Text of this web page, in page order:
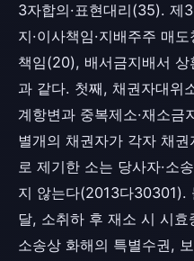
3자합의·표현대리(35). 제
지·이사책임·지배주주 매
책임(20), 배서금지배서
과 같다. 첫째, 채권자대위
계항변과 중복제소·재소금
별개의 채권자가 각자 채
로 제기한 소는 당사자·소
지 않는다(2013다30301).
달, 소취하 후 재소 시 시
소송상 화해의 특별수권,